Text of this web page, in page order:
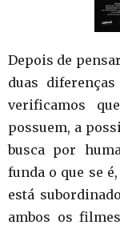
Depois de
duas
verificamos
possuem, a
busca por
funda o que se
está
ambos os